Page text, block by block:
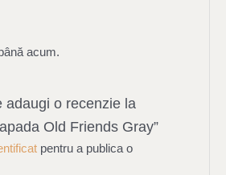
acum.
adaugi o recenzie la
Old Friends Gray”
pentru a publica o